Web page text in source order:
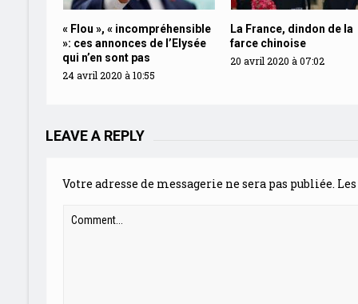
« Flou », « incompréhensible
»: ces annonces de l’Elysée
qui n’en sont pas
24 avril 2020 à 10:55
La France, dindon de la
farce chinoise
20 avril 2020 à 07:02
LEAVE A REPLY
Votre adresse de messagerie ne sera pas publiée.